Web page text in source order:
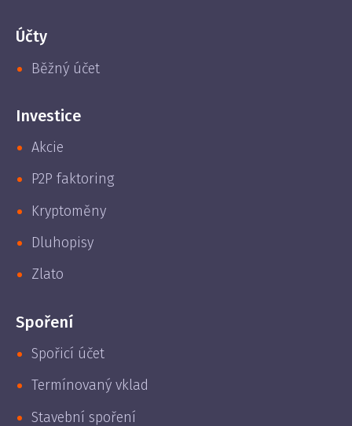
Účty
Běžný účet
Investice
Akcie
P2P faktoring
Kryptoměny
Dluhopisy
Zlato
Spoření
Spořicí účet
Termínovaný vklad
Stavební spoření